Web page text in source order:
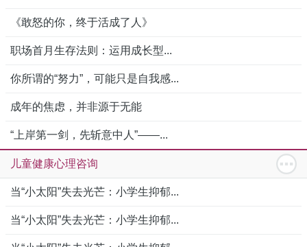
《敢怒的你，终于活成了人》
职场首月生存法则：运用成长型...
你所谓的“努力”，可能只是自我感...
成年的焦虑，并非源于无能
“上岸第一剑，先斩意中人”——...
儿童健康心理咨询
当“小太阳”失去光芒：小学生抑郁...
当“小太阳”失去光芒：小学生抑郁...